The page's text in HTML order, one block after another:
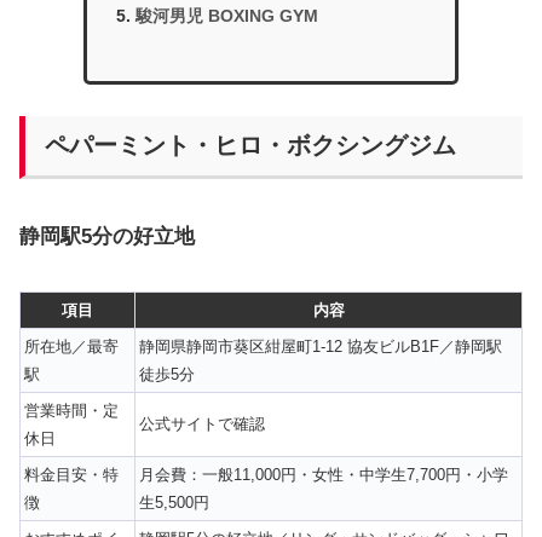
駿河男児 BOXING GYM
ペパーミント・ヒロ・ボクシングジム
静岡駅5分の好立地
項目
内容
所在地／最寄
駅
静岡県静岡市葵区紺屋町1-12 協友ビルB1F／静岡駅
徒歩5分
営業時間・定
休日
公式サイトで確認
料金目安・特
徴
月会費：一般11,000円・女性・中学生7,700円・小学
生5,500円